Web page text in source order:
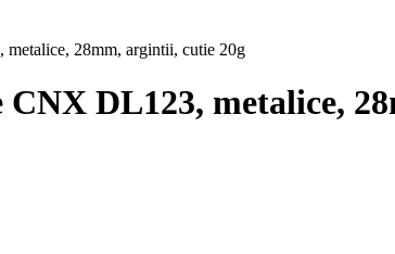
CNX DL123, metalice,